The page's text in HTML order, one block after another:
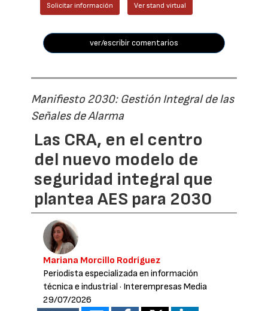
Solicitar información Ver stand virtual
ver/escribir comentarios
Manifiesto 2030: Gestión Integral de las
Señales de Alarma
Las CRA, en el centro
del nuevo modelo de
seguridad integral que
plantea AES para 2030
Mariana Morcillo Rodríguez
Periodista especializada en información
técnica e industrial· Interempresas Media
29/07/2026